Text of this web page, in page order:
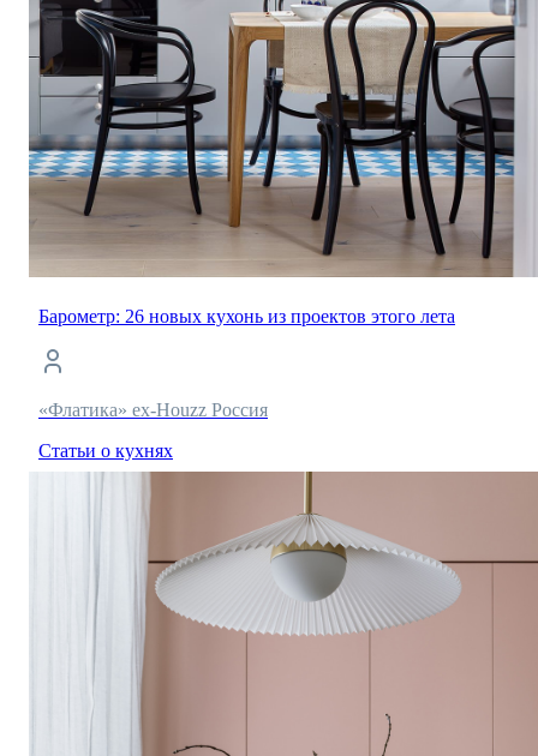
Барометр: 26 новых кухонь из проектов этого лета
«Флатика» ex-Houzz Россия
Статьи о кухнях